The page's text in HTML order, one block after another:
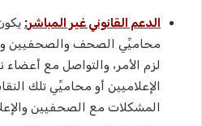
الدعم القانوني غير المباشر:
محاميِّي الصحف والصحفيين
لزم الأمر، والتواصل مع أعضاء
الإعلاميين أو محاميِّي تلك
المشكلات مع الصحفيين